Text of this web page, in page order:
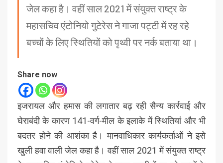
जेल कहा है। वहीं साल 2021 में संयुक्त राष्ट्र के
महासचिव एंटोनियो गुटेरेस ने गाजा पट्टी में रह रहे
बच्चों के लिए स्थितियों को पृथ्वी पर नर्क बताया था।
Share now
इजरायल और हमास की लगातार बढ़ रही सैन्य कार्रवाई और
घेराबंदी के कारण 141-वर्ग-मील के इलाके में स्थितियां और भी
बदतर होने की आशंका है। मानवाधिकार कार्यकर्ताओं ने इसे
खुली हवा वाली जेल कहा है। वहीं साल 2021 में संयुक्त राष्ट्र